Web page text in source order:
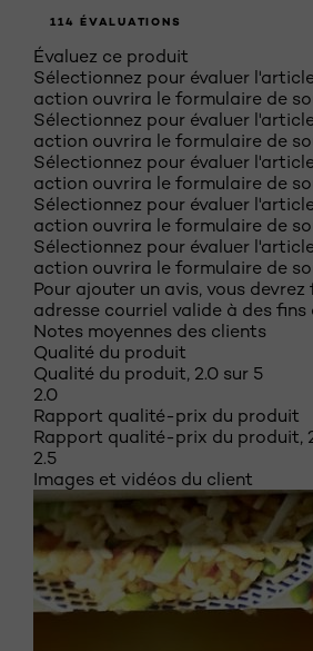
114 ÉVALUATIONS
Évaluez ce produit
Sélectionnez pour évaluer
action ouvrira le formulaire de
Sélectionnez pour évaluer
action ouvrira le formulaire de
Sélectionnez pour évaluer
action ouvrira le formulaire de
Sélectionnez pour évaluer
action ouvrira le formulaire de
Sélectionnez pour évaluer
action ouvrira le formulaire de
Pour ajouter un avis, vous devrez
adresse courriel valide à des
Notes moyennes des clients
Qualité du produit
Qualité du produit, 2.0 sur 5
2.0
Rapport qualité-prix du produit
Rapport qualité-prix du produit,
2.5
Images et vidéos du client